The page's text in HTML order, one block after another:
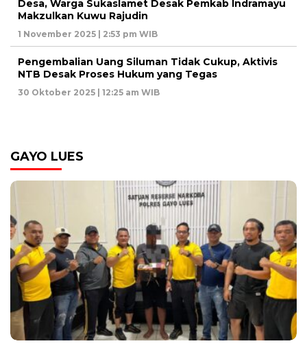
Desa, Warga Sukaslamet Desak Pemkab Indramayu
Makzulkan Kuwu Rajudin
1 November 2025 | 2:53 pm WIB
Pengembalian Uang Siluman Tidak Cukup, Aktivis
NTB Desak Proses Hukum yang Tegas
30 Oktober 2025 | 12:25 am WIB
GAYO LUES